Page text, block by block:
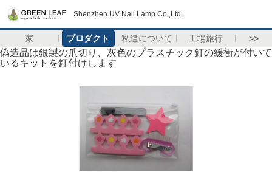
Shenzhen UV Nail Lamp Co.,Ltd.
家 プロダクト 私達について 工場旅行 >>
偽造品は銀製の爪切り、灰色のプラスチック釘の緩衝が付いて
いるキットを釘付けします